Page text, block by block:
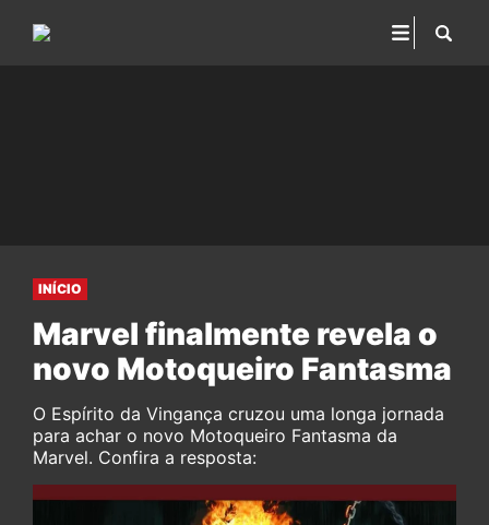
INÍCIO
Marvel finalmente revela o
novo Motoqueiro Fantasma
O Espírito da Vingança cruzou uma longa jornada
para achar o novo Motoqueiro Fantasma da
Marvel. Confira a resposta: